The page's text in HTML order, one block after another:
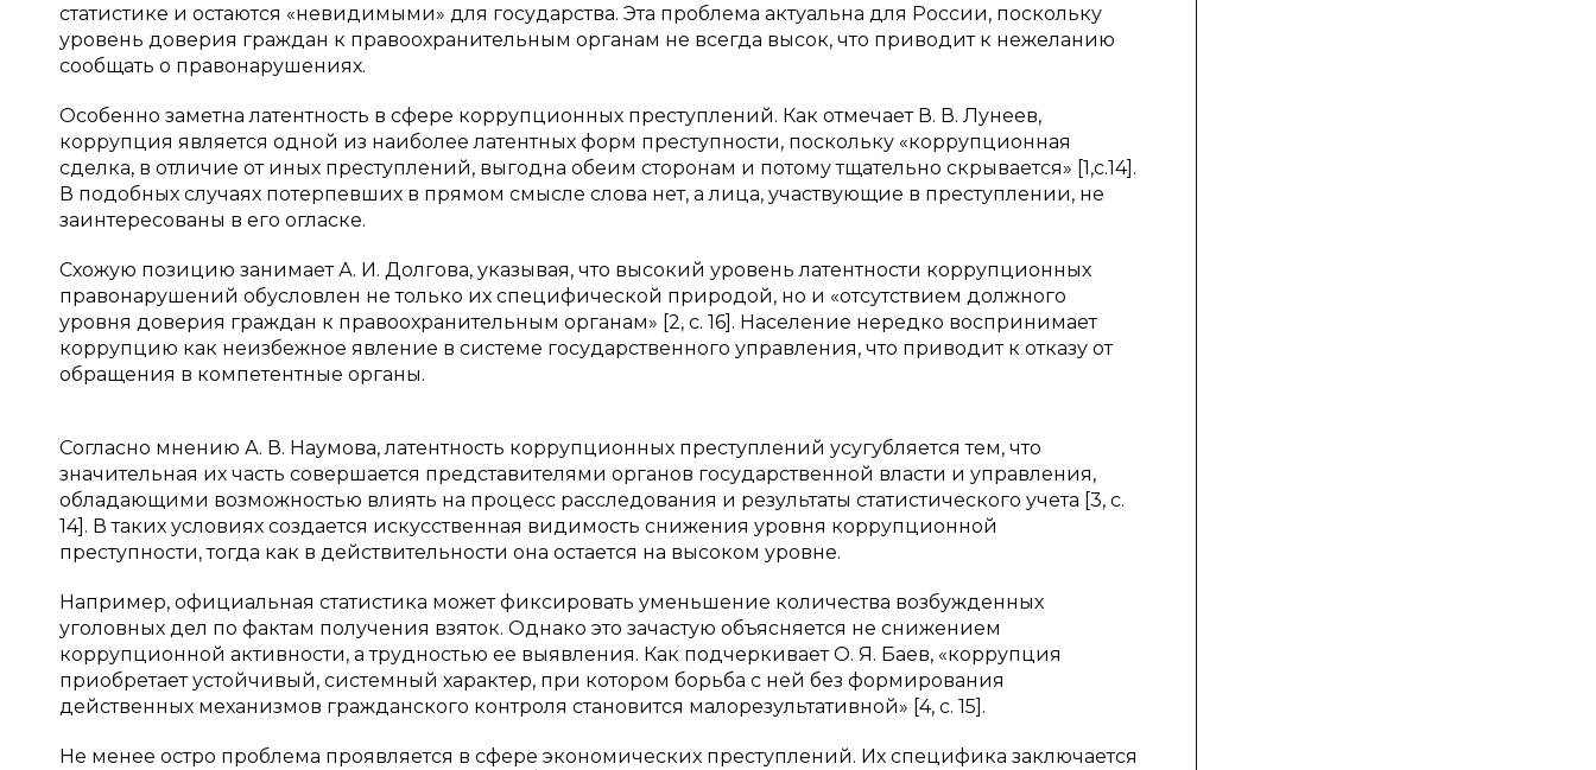
статистике и остаются «невидимыми» для государства. Эта проблема актуальна для России, поскольку
уровень доверия граждан к правоохранительным органам не всегда высок, что приводит к нежеланию
сообщать о правонарушениях.
Особенно заметна латентность в сфере коррупционных преступлений. Как отмечает В. В. Лунеев,
коррупция является одной из наиболее латентных форм преступности, поскольку «коррупционная
сделка, в отличие от иных преступлений, выгодна обеим сторонам и потому тщательно скрывается» [1,c.14].
В подобных случаях потерпевших в прямом смысле слова нет, а лица, участвующие в преступлении, не
заинтересованы в его огласке.
Схожую позицию занимает А. И. Долгова, указывая, что высокий уровень латентности коррупционных
правонарушений обусловлен не только их специфической природой, но и «отсутствием должного
уровня доверия граждан к правоохранительным органам» [2, c. 16]. Население нередко воспринимает
коррупцию как неизбежное явление в системе государственного управления, что приводит к отказу от
обращения в компетентные органы.
Согласно мнению А. В. Наумова, латентность коррупционных преступлений усугубляется тем, что
значительная их часть совершается представителями органов государственной власти и управления,
обладающими возможностью влиять на процесс расследования и результаты статистического учета [3, c.
14]. В таких условиях создается искусственная видимость снижения уровня коррупционной
преступности, тогда как в действительности она остается на высоком уровне.
Например, официальная статистика может фиксировать уменьшение количества возбужденных
уголовных дел по фактам получения взяток. Однако это зачастую объясняется не снижением
коррупционной активности, а трудностью ее выявления. Как подчеркивает О. Я. Баев, «коррупция
приобретает устойчивый, системный характер, при котором борьба с ней без формирования
действенных механизмов гражданского контроля становится малорезультативной» [4, c. 15].
Не менее остро проблема проявляется в сфере экономических преступлений. Их специфика заключается